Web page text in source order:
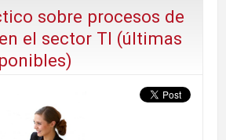
analista
programador.
sobre procesos de
el sector TI (últimas